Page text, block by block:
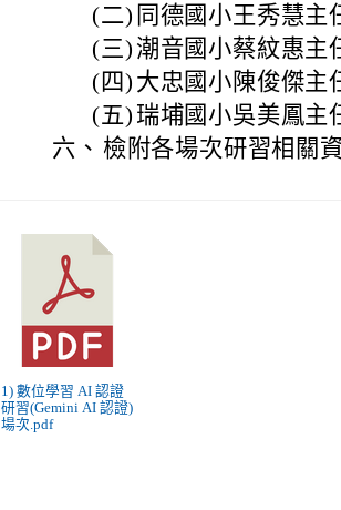
(二) 同德國小王秀慧主
(三) 潮音國小蔡紋惠主
(四) 大忠國小陳俊傑主
(五) 瑞埔國小吳美鳳主
六、 檢附各場次研習相關
1) 數位學習 AI 認證
研習(Gemini AI 認證)
場次.pdf